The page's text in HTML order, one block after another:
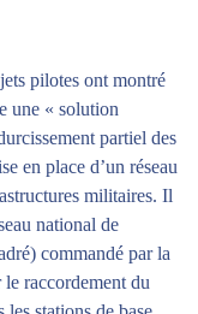
pilotes ont montré
une « solution
partiel des
en place d’un réseau
militaires. Il
national de
commandé par la
raccordement du